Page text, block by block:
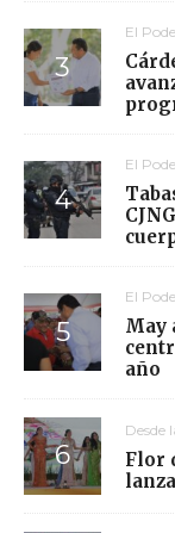
El
El
El
May
año
Desde
Flor